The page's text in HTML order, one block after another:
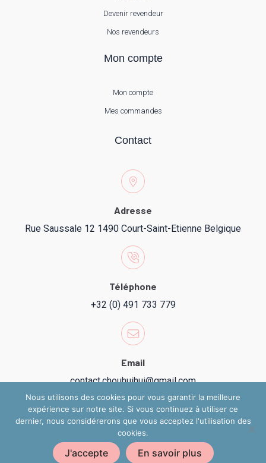
Devenir revendeur
Nos revendeurs
Mon compte
Mon compte
Mes commandes
Contact
Adresse
Rue Saussale 12 1490 Court-Saint-Etienne Belgique
Téléphone
+32 (0) 491 733 779
Email
contact.chouhuihui@gmail.com
Copyright 2024 @ Chouhuihui
Nous utilisons des cookies pour vous garantir la meilleure
expérience sur notre site. Si vous continuez à utiliser ce
dernier, nous considérerons que vous acceptez l'utilisation des
cookies.
J'accepte En savoir plus